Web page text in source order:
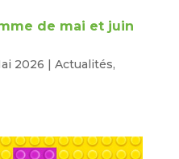
de mai et juin
2026 | Actualités,